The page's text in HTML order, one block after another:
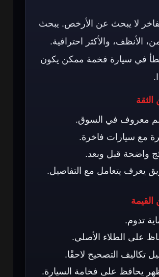
لا يبحث عن الأرخص. يبحث
الأنظف، والأكثر احترافية.
في سيارة فخمة ممكن يكون
معروف في السوق.
مع سيارات فاخرة.
واضحة قبل وبعد.
يعرف يتعامل مع التفاصيل.
تدوم.
على الطلاء الأصلي.
تكاليف التصحيح لاحقًا.
يحافظ على فخامة السيارة.